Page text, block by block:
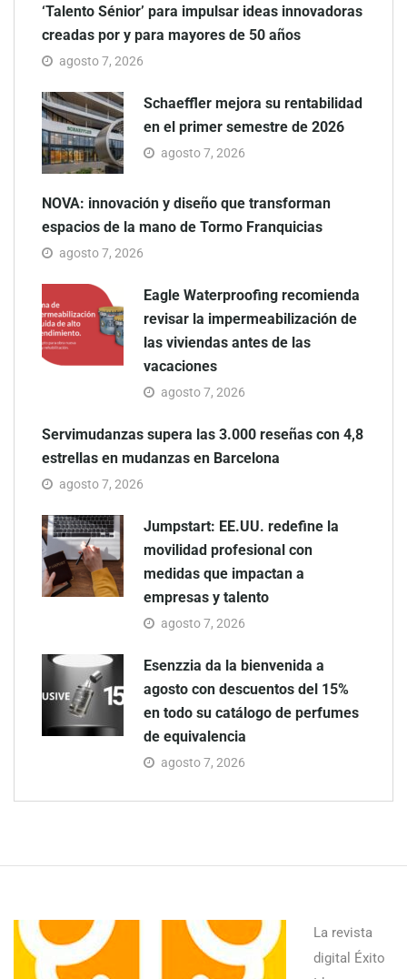
‘Talento Sénior’ para impulsar ideas innovadoras
creadas por y para mayores de 50 años
agosto 7, 2026
Schaeffler mejora su rentabilidad
en el primer semestre de 2026
agosto 7, 2026
NOVA: innovación y diseño que transforman
espacios de la mano de Tormo Franquicias
agosto 7, 2026
Eagle Waterproofing recomienda
revisar la impermeabilización de
las viviendas antes de las
vacaciones
agosto 7, 2026
Servimudanzas supera las 3.000 reseñas con 4,8
estrellas en mudanzas en Barcelona
agosto 7, 2026
Jumpstart: EE.UU. redefine la
movilidad profesional con
medidas que impactan a
empresas y talento
agosto 7, 2026
Esenzzia da la bienvenida a
agosto con descuentos del 15%
en todo su catálogo de perfumes
de equivalencia
agosto 7, 2026
La revista
digital Éxito